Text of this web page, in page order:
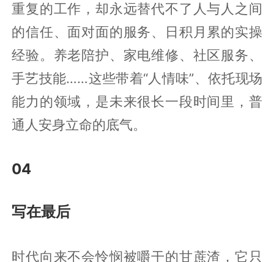
重复的工作，却永远替代不了人与人之间
的信任、面对面的服务、日积月累的实操
经验。养老陪护、家电维修、社区服务、
手艺技能……这些带着“人情味”、依托现场
能力的领域，是未来很长一段时间里，普
通人安身立命的底气。
04
写在最后
时代向来不会怜悯被嚼干的甘蔗渣，它只